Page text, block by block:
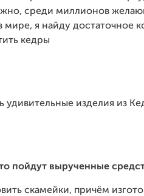
среди миллионов
мире, я найду достаточное
кедры
удивительные изделия из
пойдут вырученные
скамейки, причём